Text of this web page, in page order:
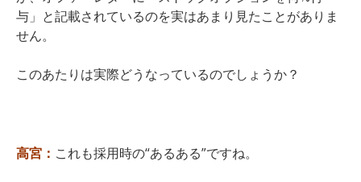
与」と記載されているのを実はあまり見たことがありま
せん。
このあたりは実際どうなっているのでしょうか？
高宮： これも採用時の“あるある”ですね。